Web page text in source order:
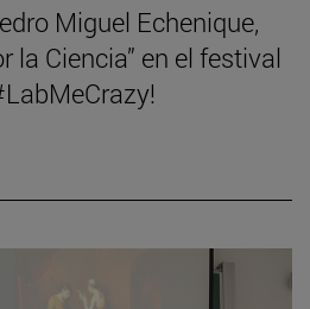
Miguel Echenique,
la Ciencia” en el festival